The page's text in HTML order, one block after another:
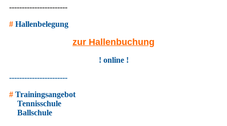
-----------------------
#Hallenbelegung
zur Hallenbuchung
! online !
-----------------------
# Trainingsangebot
Tennisschule
Ballschule